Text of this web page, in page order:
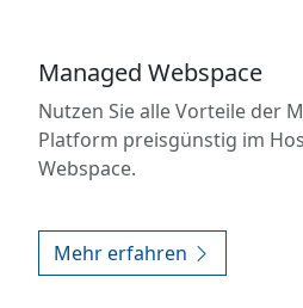
Managed Webspace
Nutzen Sie alle Vorteile der
Platform preisgünstig im
Webspace.
Mehr erfahren